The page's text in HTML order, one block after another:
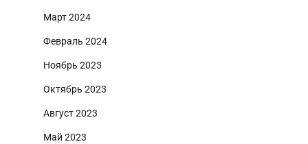
Март 2024
Февраль 2024
Ноябрь 2023
Октябрь 2023
Август 2023
Май 2023